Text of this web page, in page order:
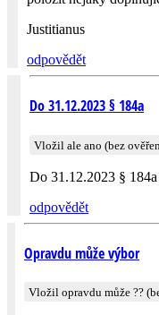
Justitianus
odpovědět
Do 31.12.2023 § 184a
Vložil ale ano (bez
Do 31.12.2023 §
odpovědět
Opravdu může výbor
Vložil opravdu může ??